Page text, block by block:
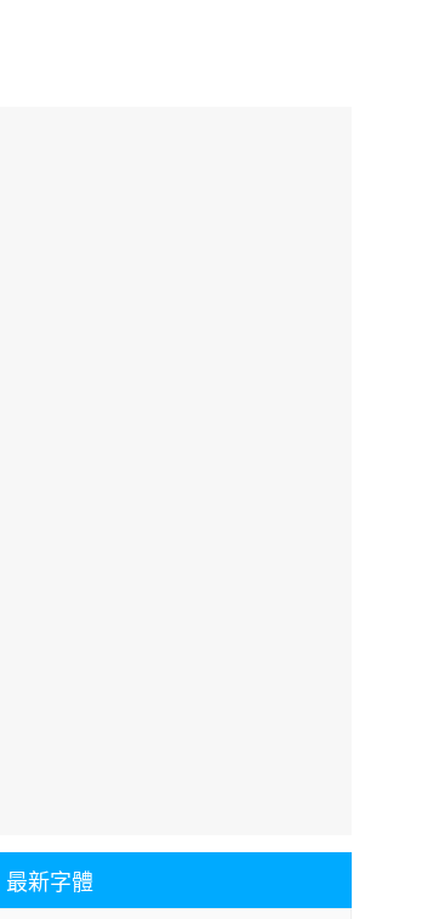
最新字體